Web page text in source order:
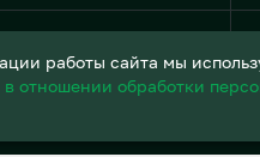
работы сайта мы
в отношении обработки